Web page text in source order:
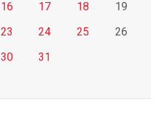
16 17 18
19
23 24 25
26
30
31